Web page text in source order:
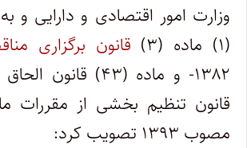
وزارت امور اقتصادی و دارایی و
(۱) ماده (۳)
قانون برگزاری
۱۳۸۲- و ماده (۴۳)
مصوب ۱۳۹۳ تصویب کرد: